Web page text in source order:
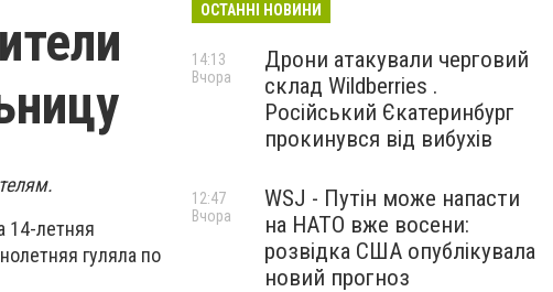
14-летняя
гуляла по
ОСТАННІ НОВИНИ
Дрони атакували черговий
склад Wildberries .
Російський Єкатеринбург
прокинувся від вибухів
14:13
Вчора
WSJ - Путін може напасти
на НАТО вже восени:
розвідка США опублікувала
новий прогноз
12:47
Вчора